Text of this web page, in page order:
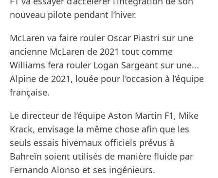
nouveau pilote pendant l’hiver.
McLaren va faire rouler Oscar Piastri sur une
ancienne McLaren de 2021 tout comme
Williams fera rouler Logan Sargeant sur une...
Alpine de 2021, louée pour l’occasion à l’équipe
française.
Le directeur de l’équipe Aston Martin F1, Mike
Krack, envisage la même chose afin que les
seuls essais hivernaux officiels prévus à
Bahreïn soient utilisés de manière fluide par
Fernando Alonso et ses ingénieurs.